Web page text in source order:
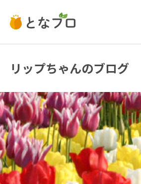
リップちゃんのブログ